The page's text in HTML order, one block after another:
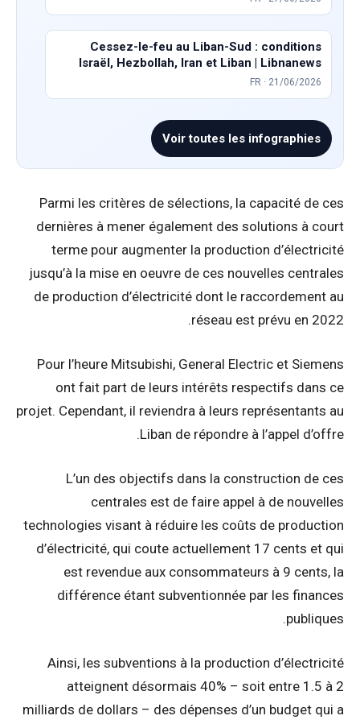
Cessez-le-feu au Liban-Sud : conditions
Israël, Hezbollah, Iran et Liban | Libnanews
FR · 21/06/2026
Voir toutes les infographies
Parmi les critères de sélections, la capacité de ces
dernières à mener également des solutions à court
terme pour augmenter la production d’électricité
jusqu’à la mise en oeuvre de ces nouvelles centrales
de production d’électricité dont le raccordement au
réseau est prévu en 2022.
Pour l’heure Mitsubishi, General Electric et Siemens
ont fait part de leurs intérêts respectifs dans ce
projet. Cependant, il reviendra à leurs représentants au
Liban de répondre à l’appel d’offre.
L’un des objectifs dans la construction de ces
centrales est de faire appel à de nouvelles
technologies visant à réduire les coûts de production
d’électricité, qui coute actuellement 17 cents et qui
est revendue aux consommateurs à 9 cents, la
différence étant subventionnée par les finances
publiques.
Ainsi, les subventions à la production d’électricité
atteignent désormais 40% – soit entre 1.5 à 2
milliards de dollars – des dépenses d’un budget qui a